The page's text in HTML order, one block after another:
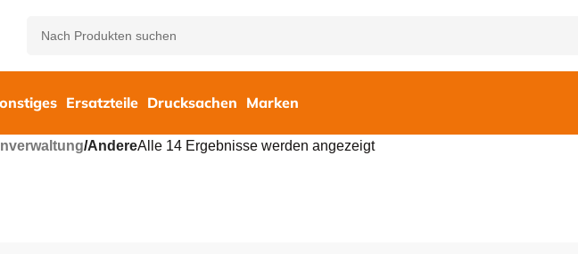
Ersatzteile Drucksachen Marken
/AndereAlle 14 Ergebnisse werden angezeigt